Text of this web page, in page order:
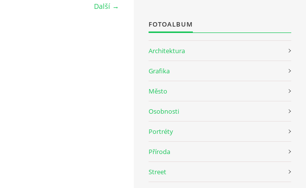
Další →
FOTOALBUM
Architektura
Grafika
Město
Osobnosti
Portréty
Příroda
Street